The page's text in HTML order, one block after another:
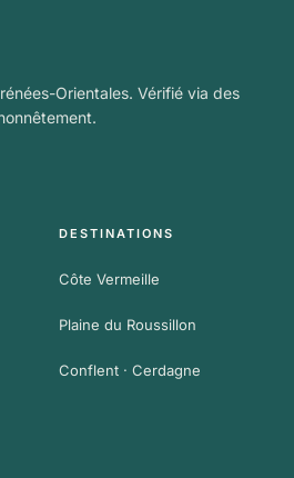
Orientales. Vérifié via des
DESTINATIONS
Côte Vermeille
Plaine du Roussillon
Conflent · Cerdagne